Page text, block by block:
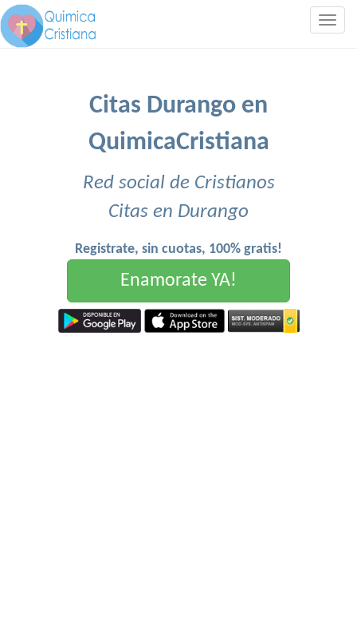
Citas Durango en
QuimicaCristiana
Red social de Cristianos
Citas en Durango
Registrate, sin cuotas, 100% gratis!
Enamorate YA!